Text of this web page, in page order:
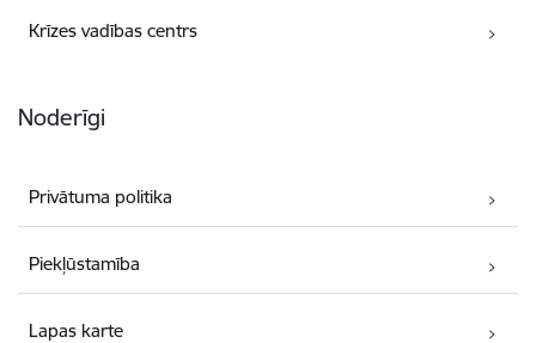
Krīzes vadības centrs
Noderīgi
Privātuma politika
Piekļūstamība
Lapas karte